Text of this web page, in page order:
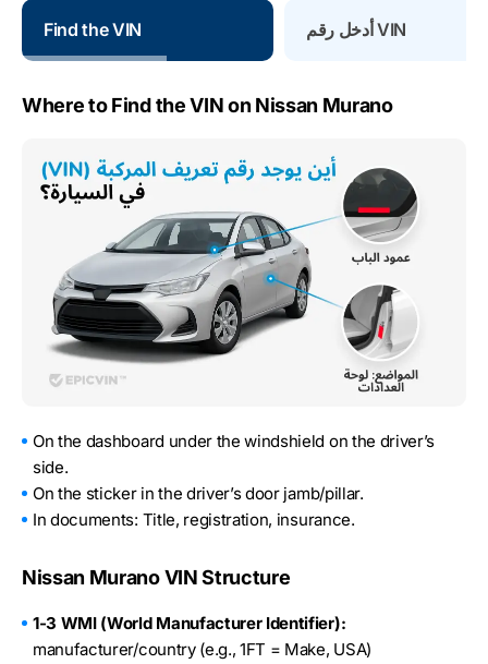
Find the VIN أدخل رقم VIN
Where to Find the VIN on Nissan Murano
On the dashboard under the windshield on the driver’s
side.
On the sticker in the driver’s door jamb/pillar.
In documents: Title, registration, insurance.
Nissan Murano VIN Structure
1-3 WMI (World Manufacturer Identifier):
manufacturer/country (e.g., 1FT = Make, USA)